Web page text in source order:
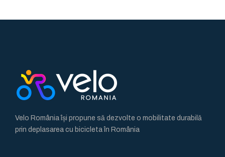
Velo România își propune să dezvolte o mobilitate durabilă
prin deplasarea cu bicicleta în România